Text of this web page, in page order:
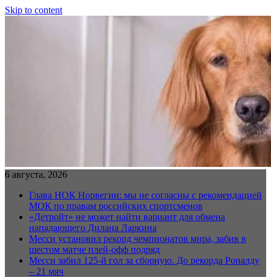
Skip to content
6 августа, 2026
Глава НОК Норвегии: мы не согласны с рекомендацией
МОК по правам российских спортсменов
«Детройт» не может найти вариант для обмена
нападающего Дилана Ларкина
Месси установил рекорд чемпионатов мира, забив в
шестом матче плей‑офф подряд
Месси забил 125-й гол за сборную. До рекорда Роналду
– 21 мяч